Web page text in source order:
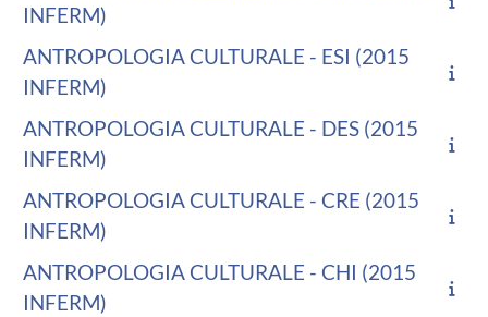
INFERM)
ANTROPOLOGIA CULTURALE - ESI (2015
INFERM)
ANTROPOLOGIA CULTURALE - DES (2015
INFERM)
ANTROPOLOGIA CULTURALE - CRE (2015
INFERM)
ANTROPOLOGIA CULTURALE - CHI (2015
INFERM)